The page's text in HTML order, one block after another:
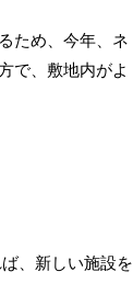
ため、今年、ネ
で、敷地内がよ
、新しい施設を